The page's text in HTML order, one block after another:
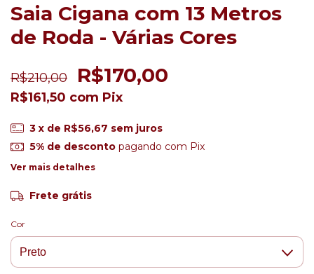
Saia Cigana com 13 Metros
de Roda - Várias Cores
R$210,00 R$170,00
R$161,50 com Pix
3 x de R$56,67 sem juros
5% de descontopagando com Pix
Ver mais detalhes
Frete grátis
Cor